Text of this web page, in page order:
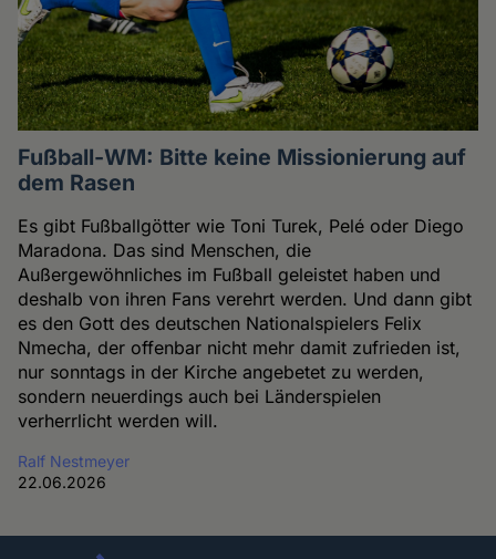
Fußball-WM: Bitte keine Missionierung auf
dem Rasen
Es gibt Fußballgötter wie Toni Turek, Pelé oder Diego
Maradona. Das sind Menschen, die
Außergewöhnliches im Fußball geleistet haben und
deshalb von ihren Fans verehrt werden. Und dann gibt
es den Gott des deutschen Nationalspielers Felix
Nmecha, der offenbar nicht mehr damit zufrieden ist,
nur sonntags in der Kirche angebetet zu werden,
sondern neuerdings auch bei Länderspielen
verherrlicht werden will.
Ralf Nestmeyer
22.06.2026